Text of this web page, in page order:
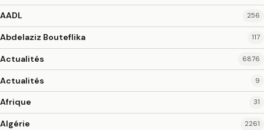
AADL 256
Abdelaziz Bouteflika 117
Actualités 6876
Actualités 9
Afrique 31
Algérie 2261